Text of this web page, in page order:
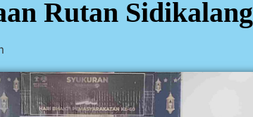
Rutan Sidikalang